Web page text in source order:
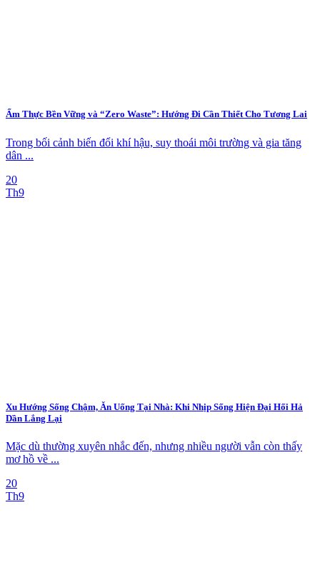
Ẩm Thực Bền Vững và “Zero Waste”: Hướng Đi Cần Thiết Cho Tương Lai
Trong bối cảnh biến đổi khí hậu, suy thoái môi trường và gia tăng
dân ...
20
Th9
Xu Hướng Sống Chậm, Ăn Uống Tại Nhà: Khi Nhịp Sống Hiện Đại Hối Hả
Dần Lắng Lại
Mặc dù thường xuyên nhắc đến, nhưng nhiều người vẫn còn thấy
mơ hồ về ...
20
Th9